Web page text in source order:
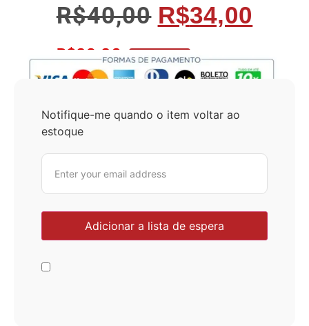
R$40,00 R$34,00
R$32,30 No Pix 5% OFF
Notifique-me quando o item voltar ao
estoque